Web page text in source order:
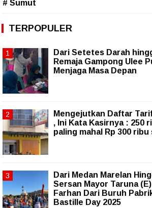
# Sumut
TERPOPULER
Dari Setetes Darah
Remaja Gampong Ulee
Menjaga Masa Depan
Mengejutkan Daftar
, Ini Kata Kasirnya : 250
paling mahal Rp 300
‎Dari Medan Marelan
Sersan Mayor Taruna
Farhan Dari Buruh
Bastille Day 2025